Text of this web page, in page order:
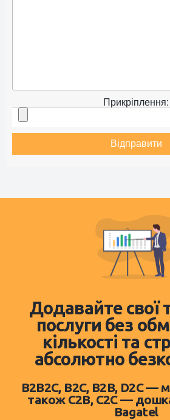
Прикріплення:
Відправити
Додавайте свої
послуги без
кількості та
абсолютно
B2B2C, B2C, B2B, D2C —
також C2B, C2C —
Bagatel